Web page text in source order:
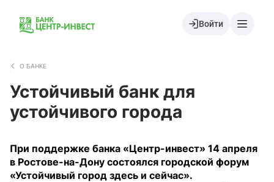
Войти
О БАНКЕ
Устойчивый банк для
устойчивого города
При поддержке банка «Центр-инвест» 14 апреля
в Ростове-на-Дону состоялся городской форум
«Устойчивый город здесь и сейчас».